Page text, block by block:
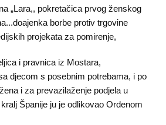
„Lara,, pokretačica prvog ženskog
borbe protiv trgovine
projekata za pomirenje,
i pravnica iz Mostara,
djecom s posebnim potrebama, i po
i za prevazilaženje podjela u
Španije ju je odlikovao Ordenom